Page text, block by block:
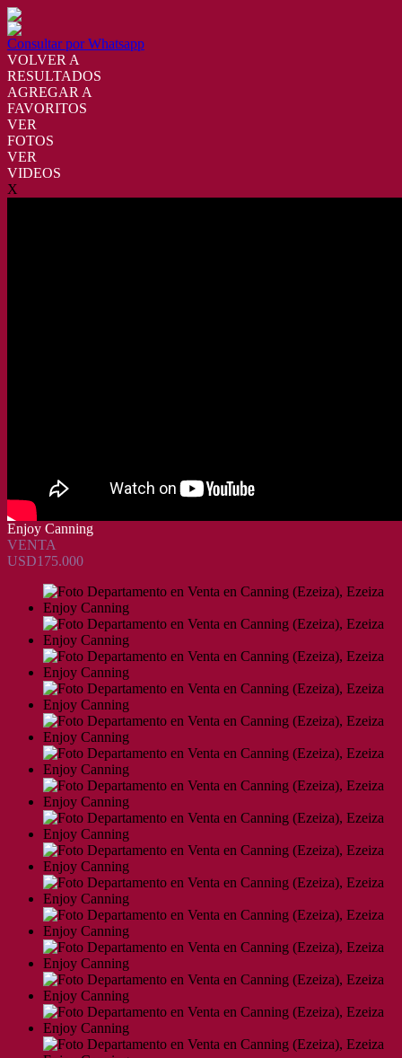
Consultar por Whatsapp
VOLVER A
RESULTADOS
AGREGAR A
FAVORITOS
VER
FOTOS
VER
VIDEOS
X
Enjoy Canning
VENTA
USD175.000